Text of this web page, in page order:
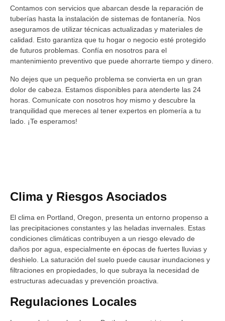
Contamos con servicios que abarcan desde la reparación de
tuberías hasta la instalación de sistemas de fontanería. Nos
aseguramos de utilizar técnicas actualizadas y materiales de
calidad. Esto garantiza que tu hogar o negocio esté protegido
de futuros problemas. Confía en nosotros para el
mantenimiento preventivo que puede ahorrarte tiempo y dinero.
No dejes que un pequeño problema se convierta en un gran
dolor de cabeza. Estamos disponibles para atenderte las 24
horas. Comunícate con nosotros hoy mismo y descubre la
tranquilidad que mereces al tener expertos en plomería a tu
lado. ¡Te esperamos!
Clima y Riesgos Asociados
El clima en Portland, Oregon, presenta un entorno propenso a
las precipitaciones constantes y las heladas invernales. Estas
condiciones climáticas contribuyen a un riesgo elevado de
daños por agua, especialmente en épocas de fuertes lluvias y
deshielo. La saturación del suelo puede causar inundaciones y
filtraciones en propiedades, lo que subraya la necesidad de
estructuras adecuadas y prevención proactiva.
Regulaciones Locales